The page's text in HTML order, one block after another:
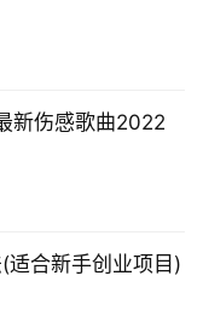
新伤感歌曲2022
适合新手创业项目)